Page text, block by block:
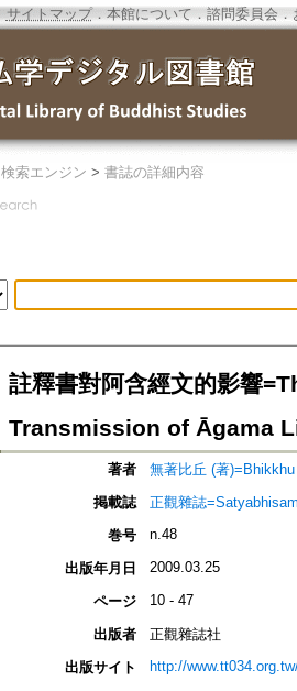
サイトマップ．本館について ． 諮問委員会．
検索エンジン > 書誌の詳細内容
註釋書對阿含經文的影響
Transmission of Āgama
著者 無著比丘 (著
掲載誌
正觀雜誌
巻号
n.48
出版年月日 2009.03.25
ページ 10 - 47
出版者
正觀雜誌社
出版サイト
http://